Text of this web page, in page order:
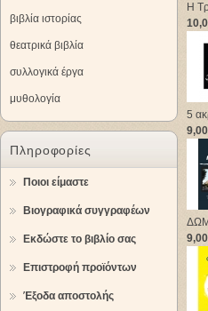
βιβλία ιστορίας
θεατρικά βιβλία
συλλογικά έργα
μυθολογία
Πληροφορίες
Ποιοι είμαστε
Βιογραφικά συγγραφέων
Εκδώστε το βιβλίο σας
Επιστροφή προϊόντων
Έξοδα αποστολής
Η
5